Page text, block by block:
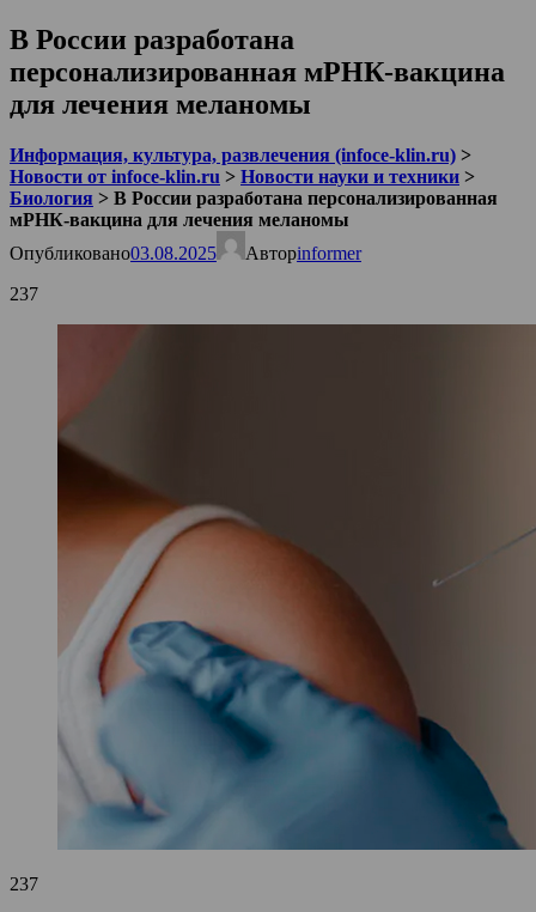
В России разработана
персонализированная мРНК-вакцина
для лечения меланомы
Информация, культура, развлечения (infoce-klin.ru) >
Новости от infoce-klin.ru > Новости науки и техники >
Биология > В России разработана персонализированная
мРНК-вакцина для лечения меланомы
Опубликовано03.08.2025 Авторinformer
237
237